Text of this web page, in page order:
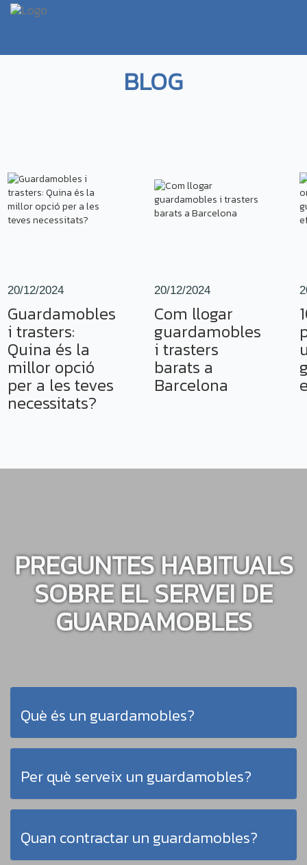
BLOG
Guardamobles
i trasters:
Quina és la
millor opció
per a les teves
necessitats?
20/12/2024
Com llogar
guardamobles
i trasters
barats a
Barcelona
20/12/2024
PREGUNTES HABITUALS
SOBRE EL SERVEI DE
GUARDAMOBLES
Què és un guardamobles?
Per què serveix un guardamobles?
Quan contractar un guardamobles?